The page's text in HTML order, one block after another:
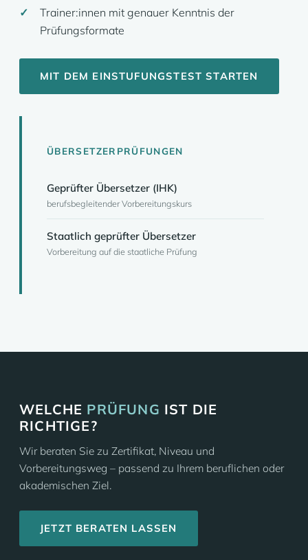
Trainer:innen mit genauer Kenntnis der
Prüfungsformate
MIT DEM EINSTUFUNGSTEST STARTEN
ÜBERSETZERPRÜFUNGEN
Geprüfter Übersetzer (IHK)
berufsbegleitender Vorbereitungskurs
Staatlich geprüfter Übersetzer
Vorbereitung auf die staatliche Prüfung
WELCHE PRÜFUNG IST DIE
RICHTIGE?
Wir beraten Sie zu Zertifikat, Niveau und
Vorbereitungsweg – passend zu Ihrem beruflichen oder
akademischen Ziel.
JETZT BERATEN LASSEN